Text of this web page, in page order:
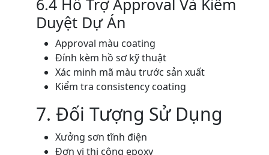
6.4 Hỗ Trợ Approval Và Kiểm
Duyệt Dự Án
Approval màu coating
Đính kèm hồ sơ kỹ thuật
Xác minh mã màu trước sản xuất
Kiểm tra consistency coating
7. Đối Tượng Sử Dụng
Xưởng sơn tĩnh điện
Đơn vị thi công epoxy